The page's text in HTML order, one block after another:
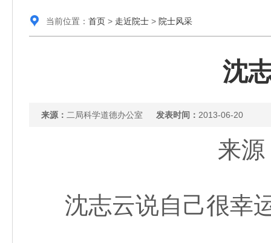
当前位置： 首页> 走近院士> 院士风采
沈
来源： 二局科学道德办公室 发表时间： 2013-06-20
来
沈志云说自己很幸